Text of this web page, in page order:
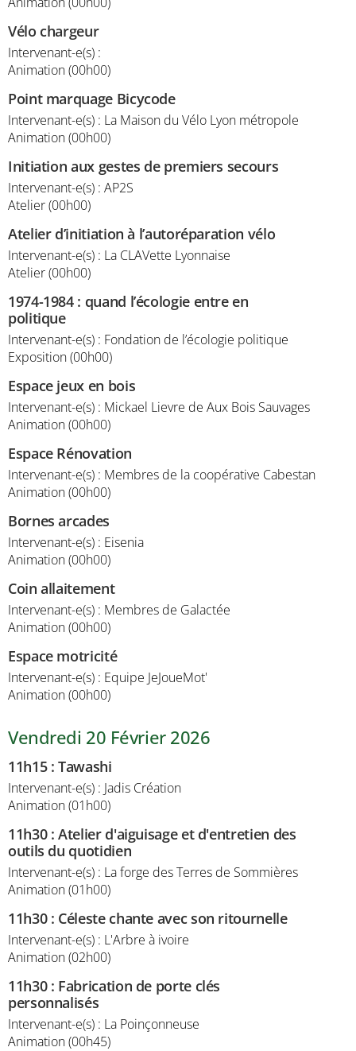
Vélo chargeur
Intervenant-e(s) :
Animation (00h00)
Point marquage Bicycode
Intervenant-e(s) : La Maison du Vélo Lyon métropole
Animation (00h00)
Initiation aux gestes de premiers secours
Intervenant-e(s) : AP2S
Atelier (00h00)
Atelier d’initiation à l’autoréparation vélo
Intervenant-e(s) : La CLAVette Lyonnaise
Atelier (00h00)
1974-1984 : quand l’écologie entre en
politique
Intervenant-e(s) : Fondation de l’écologie politique
Exposition (00h00)
Espace jeux en bois
Intervenant-e(s) : Mickael Lievre de Aux Bois Sauvages
Animation (00h00)
Espace Rénovation
Intervenant-e(s) : Membres de la coopérative Cabestan
Animation (00h00)
Bornes arcades
Intervenant-e(s) : Eisenia
Animation (00h00)
Coin allaitement
Intervenant-e(s) : Membres de Galactée
Animation (00h00)
Espace motricité
Intervenant-e(s) : Equipe JeJoueMot'
Animation (00h00)
Vendredi 20 Février 2026
11h15:Tawashi
Intervenant-e(s) : Jadis Création
Animation (01h00)
11h30:Atelier d'aiguisage et d'entretien des
outils du quotidien
Intervenant-e(s) : La forge des Terres de Sommières
Animation (01h00)
11h30: Céleste chante avec son ritournelle
Intervenant-e(s) : L'Arbre à ivoire
Animation (02h00)
11h30: Fabrication de porte clés
personnalisés
Intervenant-e(s) : La Poinçonneuse
Animation (00h45)